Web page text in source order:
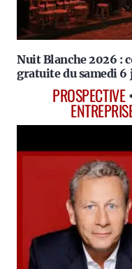
Nuit Blanche 2026 :
gratuite du samedi 6
PROSPECTIVE